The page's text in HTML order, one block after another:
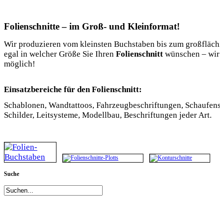
Folienschnitte – im Groß- und Kleinformat!
Wir produzieren vom kleinsten Buchstaben bis zum
egal in welcher Größe Sie Ihren Folienschnitt wünschen –
möglich!
Einsatzbereiche für den Folienschnitt:
Schablonen, Wandtattoos, Fahrzeugbeschriftungen,
Schilder, Leitsysteme, Modellbau, Beschriftungen jeder Art.
Suche